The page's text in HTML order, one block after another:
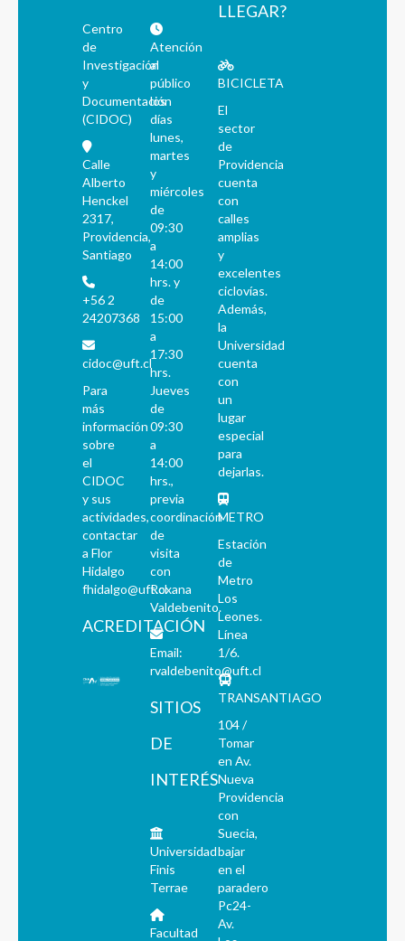
Centro
de
Investigación
y
Documentación
(CIDOC)
Calle
Alberto
Henckel
2317,
Providencia,
Santiago
+56 2
24207368
cidoc@uft.cl
Para
más
información
sobre
el
CIDOC
y sus
actividades,
contactar
a Flor
Hidalgo
fhidalgo@uft.cl
ACREDITACIÓN
Atención
al
público
los
días
lunes,
martes
y
miércoles
de
09:30
a
14:00
hrs. y
de
15:00
a
17:30
hrs.
Jueves
de
09:30
a
14:00
hrs.,
previa
coordinación
de
visita
con
Roxana
Valdebenito.
Email:
rvaldebenito@uft.cl
SITIOS
DE
INTERÉS
Universidad
Finis
Terrae
Facultad
LLEGAR?
BICICLETA
El
sector
de
Providencia
cuenta
con
calles
amplias
y
excelentes
ciclovías.
Además,
la
Universidad
cuenta
con
un
lugar
especial
para
dejarlas.
METRO
Estación
de
Metro
Los
Leones.
Línea
1/6.
TRANSANTIAGO
104 /
Tomar
en Av.
Nueva
Providencia
con
Suecia,
bajar
en el
paradero
Pc24-
Av.